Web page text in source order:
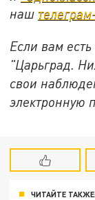
наш
Если вам
"Царьград.
свои
электронную
ЧИТАЙТЕ